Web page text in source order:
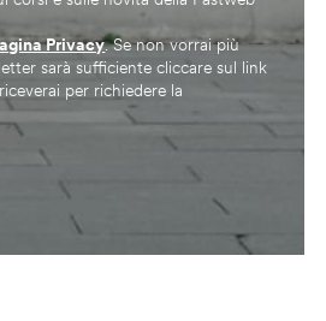
Privacy. Se non vorrai più
sarà sufficiente cliccare sul link
per richiedere la